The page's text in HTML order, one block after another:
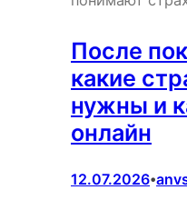
После
какие
нужны и
онлайн
12.07.2026•